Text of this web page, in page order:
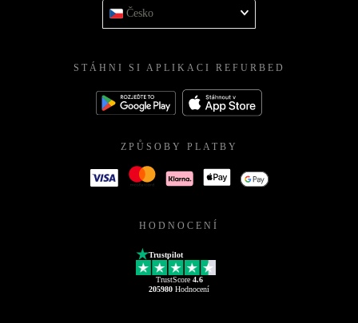
Česko
STÁHNI SI APLIKACI REFURBED
ZPŮSOBY PLATBY
HODNOCENÍ
Trustpilot
TrustScore 4.6
205980 Hodnocení